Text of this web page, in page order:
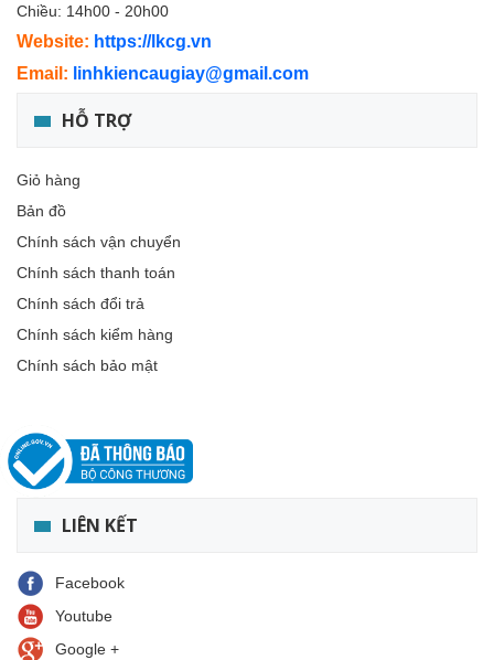
Chiều: 14h00 - 20h00
Website: https://lkcg.vn
Email: linhkiencaugiay@gmail.com
HỖ TRỢ
Giỏ hàng
Bản đồ
Chính sách vận chuyển
Chính sách thanh toán
Chính sách đổi trả
Chính sách kiểm hàng
Chính sách bảo mật
LIÊN KẾT
Facebook
Youtube
Google +